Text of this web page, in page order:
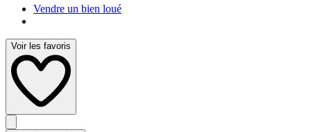
Vendre un bien loué
Voir les favoris